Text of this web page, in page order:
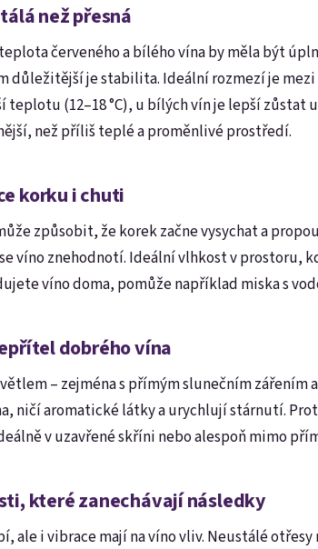
než přesná
červeného a bílého vína by měla být
důležitější je stabilita. Ideální rozmezí je mezi
teplotu (12–18 °C), u bílých vín je lepší zůstat
než příliš teplé a proměnlivé prostředí.
korku i chuti
způsobit, že korek začne vysychat a
víno znehodnotí. Ideální vlhkost v prostoru,
víno doma, pomůže například miska s
dobrého vína
– zejména s přímým slunečním zářením
ničí aromatické látky a urychlují stárnutí.
v uzavřené skříni nebo alespoň mimo
které zanechávají následky
ale i vibrace mají na víno vliv. Neustálé